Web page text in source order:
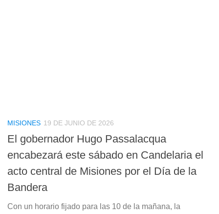
MISIONES 19 DE JUNIO DE 2026
El gobernador Hugo Passalacqua
encabezará este sábado en Candelaria el
acto central de Misiones por el Día de la
Bandera
Con un horario fijado para las 10 de la mañana, la